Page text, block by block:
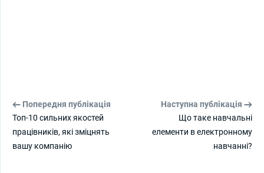
Попередня публікація
Топ-10 сильних якостей
працівників, які зміцнять
вашу компанію
Наступна публікація
Що таке навчальні
елементи в електронному
навчанні?